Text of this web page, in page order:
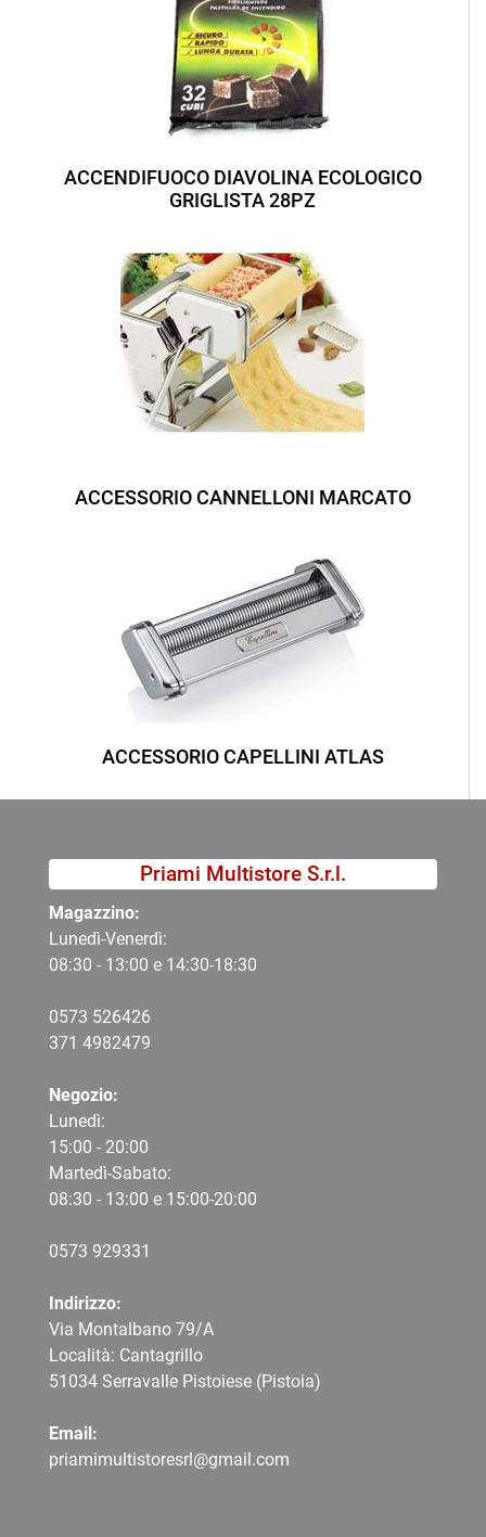
ACCENDIFUOCO DIAVOLINA ECOLOGICO
GRIGLISTA 28PZ
ACCESSORIO CANNELLONI MARCATO
ACCESSORIO CAPELLINI ATLAS
Priami Multistore S.r.l.
Magazzino:
Lunedì-Venerdì:
08:30 - 13:00 e 14:30-18:30
0573 526426
371 4982479
Negozio:
Lunedì:
15:00 - 20:00
Martedì-Sabato:
08:30 - 13:00 e 15:00-20:00
0573 929331
Indirizzo:
Via Montalbano 79/A
Località: Cantagrillo
51034 Serravalle Pistoiese (Pistoia)
Email:
priamimultistoresrl@gmail.com